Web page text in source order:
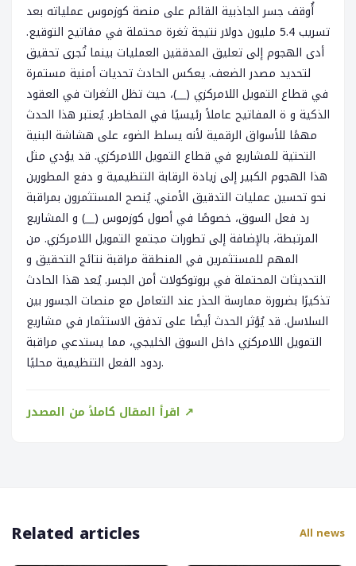
أُوقف جسر الجاذبية القائم على منصة كوزموس عملياته بعد
تسريب 5.4 مليون دولار نتيجة ثغرة محتملة في مفاتيح التوقيع.
أدى الهجوم إلى تعليق المدققين العمليات بينما تُجرى تحقيق
لتحديد مصدر الضعف. يعكس الحادث تحديات أمنية مستمرة
في قطاع التمويل اللامركزي (__)، حيث تظل الثغرات في العقود
الذكية و ة المفاتيح عاملاً رئيسيًا في المخاطر. يُعتبر هذا الحدث
مهمًا للأسواق الرقمية لأنه يسلط الضوء على هشاشة البنية
التحتية للمشاريع في قطاع التمويل اللامركزي. قد يؤدي مثل
هذا الهجوم الكبير إلى زيادة الرقابة التنظيمية و دفع المطورين
نحو تحسين عمليات التدقيق الأمني. يُنصح المستثمرون بمراقبة
رد فعل السوق، خصوصًا في أصول كوزموس (__) و المشاريع
المرتبطة، بالإضافة إلى تطورات مجتمع التمويل اللامركزي. من
المهم للمستثمرين في المنطقة مراقبة نتائج التحقيق و
التحديثات المحتملة في بروتوكولات أمن الجسر. يُعد هذا الحادث
تذكيرًا بضرورة ممارسة الحذر عند التعامل مع منصات الجسور بين
السلاسل. قد يُؤثر الحدث أيضًا على تدفق الاستثمار في مشاريع
التمويل اللامركزي داخل السوق الخليجي، مما يستدعي مراقبة
ردود الفعل التنظيمية محليًا.
اقرأ المقال كاملاً من المصدر ↗
Related articles All news